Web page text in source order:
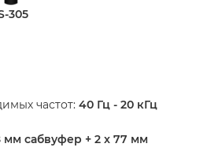
305
частот: 40 Гц - 20 кГц
мм сабвуфер + 2 x 77 мм